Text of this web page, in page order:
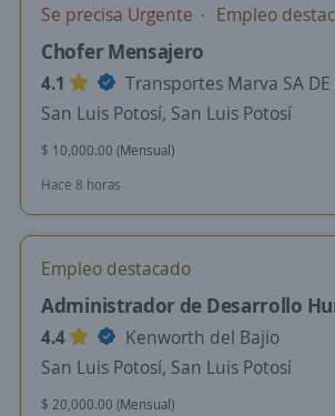
Se precisa Urgente Empleo
Chofer Mensajero
4.1
Transportes Marva SA DE
San Luis Potosí, San Luis Potosí
$ 10,000.00 (Mensual)
Hace 8 horas
Empleo destacado
Administrador de Desarrollo
4.4
Kenworth del Bajio
San Luis Potosí, San Luis Potosí
$ 20,000.00 (Mensual)